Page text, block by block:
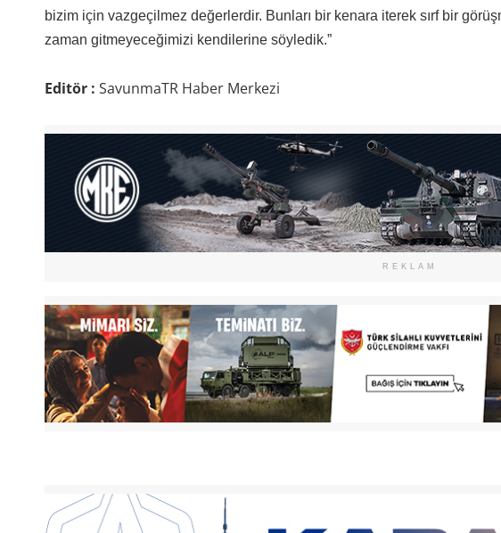
bizim için vazgeçilmez değerlerdir. Bunları bir kenara iterek sırf bir
zaman gitmeyeceğimizi kendilerine söyledik.”
Editör : SavunmaTR Haber Merkezi
REKLAM